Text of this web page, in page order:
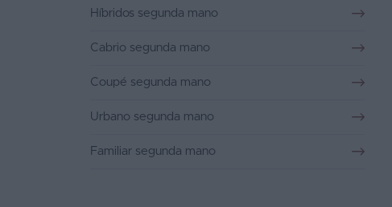
Híbridos segunda mano
Cabrio segunda mano
Coupé segunda mano
Urbano segunda mano
Familiar segunda mano